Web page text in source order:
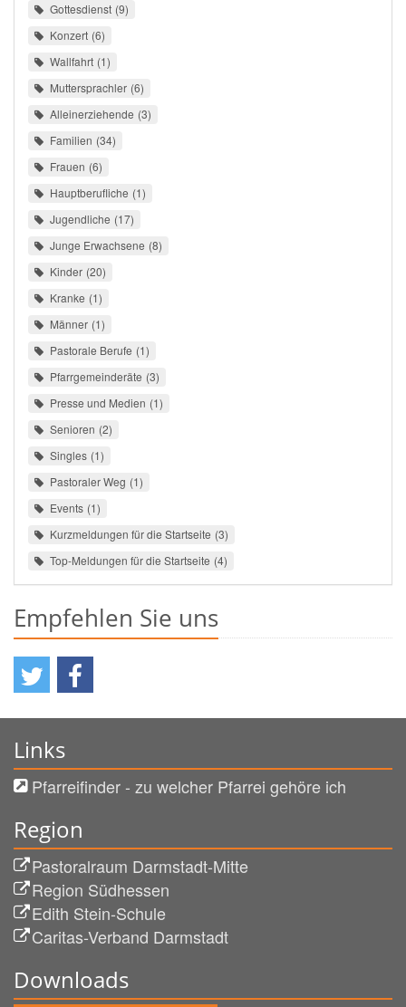
Gottesdienst 9
Konzert 6
Wallfahrt 1
Muttersprachler 6
Alleinerziehende 3
Familien 34
Frauen 6
Hauptberufliche 1
Jugendliche 17
Junge Erwachsene 8
Kinder 20
Kranke 1
Männer 1
Pastorale Berufe 1
Pfarrgemeinderäte 3
Presse und Medien 1
Senioren 2
Singles 1
Pastoraler Weg 1
Events 1
Kurzmeldungen für die Startseite 3
Top-Meldungen für die Startseite 4
Empfehlen Sie uns
Links
Pfarreifinder - zu welcher Pfarrei gehöre ich
Region
Pastoralraum Darmstadt-Mitte
Region Südhessen
Edith Stein-Schule
Caritas-Verband Darmstadt
Downloads